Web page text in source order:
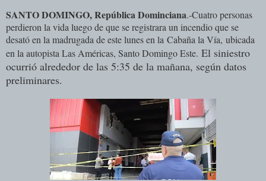
SANTO DOMINGO, República Dominciana.-Cuatro personas
perdieron la vida luego de que se registrara un incendio que se
desató en la madrugada de este lunes en la Cabaña la Vía, ubicada
en la autopista Las Américas, Santo Domingo Este. El siniestro
ocurrió alrededor de las 5:35 de la mañana, según datos
preliminares.